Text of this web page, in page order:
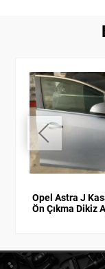
Opel Astra J
Ön Çıkma Dikiz